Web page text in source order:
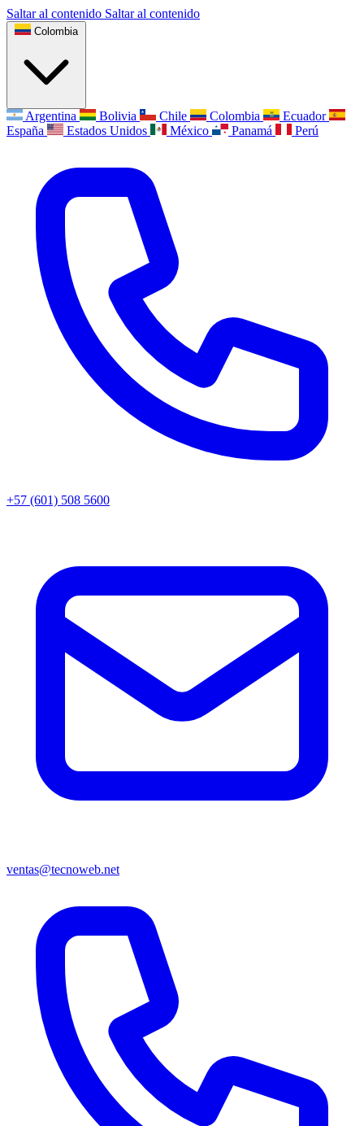
Saltar al contenido Saltar al contenido
Colombia
Argentina Bolivia Chile Colombia
Ecuador
España
Estados Unidos México Panamá Perú
+57 (601) 508 5600
ventas@tecnoweb.net